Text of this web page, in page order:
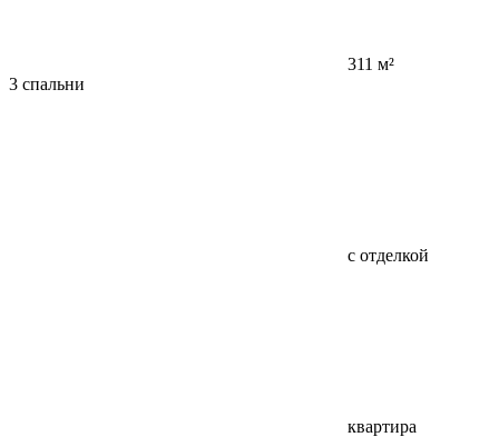
311 м²
3 спальни
с отделкой
квартира